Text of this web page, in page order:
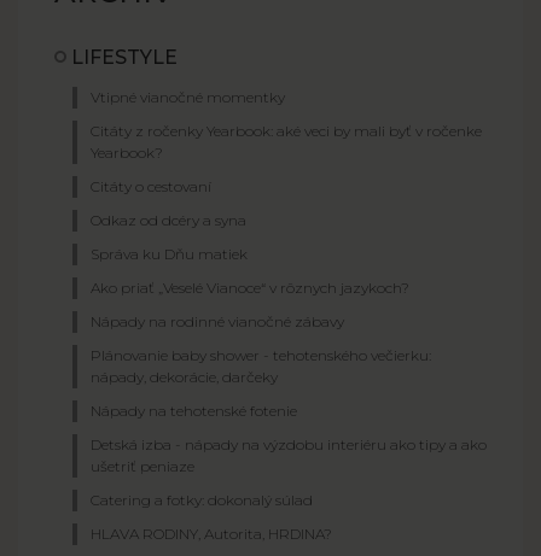
LIFESTYLE
Vtipné vianočné momentky
Citáty z ročenky Yearbook: aké veci by mali byť v ročenke
Yearbook?
Citáty o cestovaní
Odkaz od dcéry a syna
Správa ku Dňu matiek
Ako priať „Veselé Vianoce“ v rôznych jazykoch?
Nápady na rodinné vianočné zábavy
Plánovanie baby shower - tehotenského večierku:
nápady, dekorácie, darčeky
Nápady na tehotenské fotenie
Detská izba - nápady na výzdobu interiéru ako tipy a ako
ušetriť peniaze
Catering a fotky: dokonalý súlad
HLAVA RODINY, Autorita, HRDINA?